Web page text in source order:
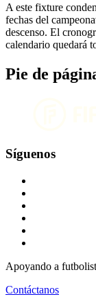
A este fixture
fechas del
descenso. El
calendario quedará
Pie de
Síguenos
Apoyando a
Contáctanos